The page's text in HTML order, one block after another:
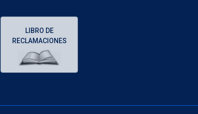
LIBRO DE
RECLAMACIONES